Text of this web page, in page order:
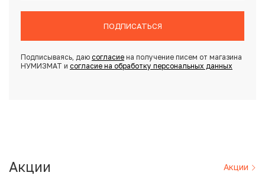
ПОДПИСАТЬСЯ
Подписываясь, даю согласиена получение писем от магазина
НУМИЗМАТ и согласие на обработку персональных данных
Акции
Акции